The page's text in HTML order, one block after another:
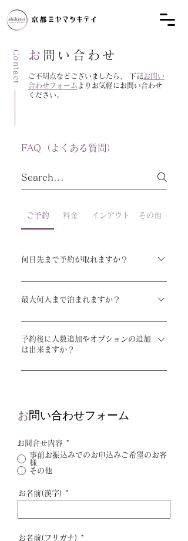
FAQ（よくある質問）
ご予約 料金 インアウト その他
何日先まで予約が取れますか？
オンラインの場合、半年先までご予約が可
能となっております。 半年より先のご予
最大何人まで泊まれますか？
最大20名様まで宿泊可能です。 21名様以
上のご予約をご希望の場合は、事前にお問
い合わせフォームよりご相談ください。
予約後に人数追加やオプションの追加
は出来ますか？
・クレジットカード決済でご予約の方 人
用URLを記載しておりますので、そちらか
で追加可能です。 ・お振込みでご予約の
方 ご宿泊日の1週間前までにメールでご連
絡の上、追加のご料金が発生する場合はお
れ入りますが、ご送金手数料はお客様にて
Contact お 問い合わせ
ご不明点などございましたら、 下記 お問い
合わせフォーム よりお気軽にお問い合わせ
ください。
お問い合わせフォーム
お問合せ内容 *
事前お振込みでのお申込みご希望のお客
様
その他
お名前(漢字)
お名前(フリガナ)